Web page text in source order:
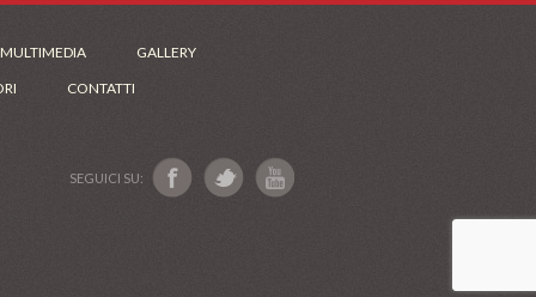
GALLERY
CONTATTI
SEGUICI SU: